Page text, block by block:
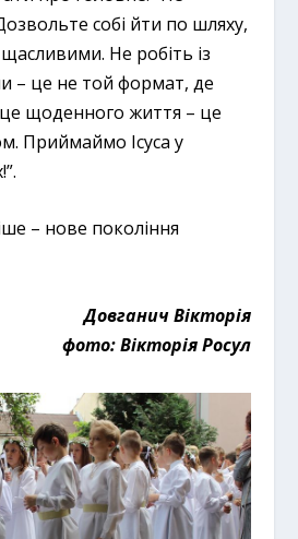
собі йти по шляху,
Не робіть із
– це не той формат, де
щоденного життя – це
Приймаймо Ісуса у
– нове покоління
Довганич Вікторія
фото: Вікторія Росул